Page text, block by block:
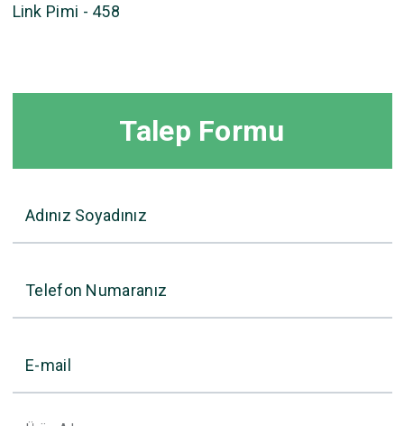
Link Pimi - 458
Talep Formu
Adınız Soyadınız
Telefon Numaranız
E-mail